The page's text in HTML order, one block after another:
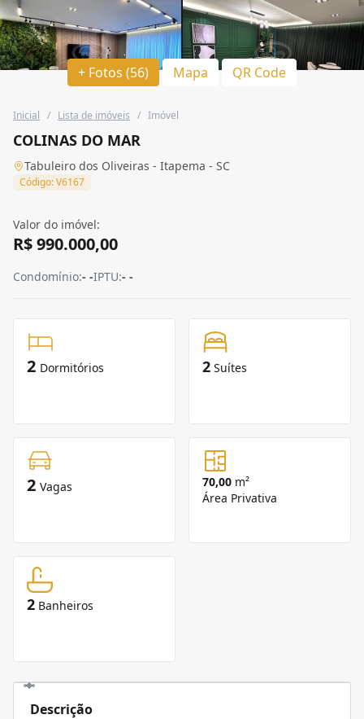
+ Fotos (56) Mapa QR Code
Inicial / Lista de imóveis / Imóvel
COLINAS DO MAR
Tabuleiro dos Oliveiras - Itapema - SC
Código: V6167
Valor do imóvel:
R$ 990.000,00
Condomínio:- -IPTU:- -
2 Dormitórios 2 Suítes
2 Vagas 70,00 m²
Área Privativa
2 Banheiros
Descrição